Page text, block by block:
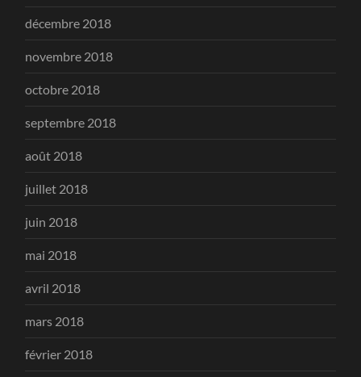
décembre 2018
novembre 2018
octobre 2018
septembre 2018
août 2018
juillet 2018
juin 2018
mai 2018
avril 2018
mars 2018
février 2018